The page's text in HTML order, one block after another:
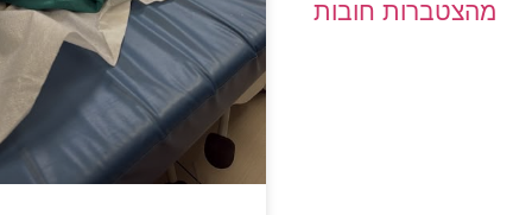
מהצטברות חובות